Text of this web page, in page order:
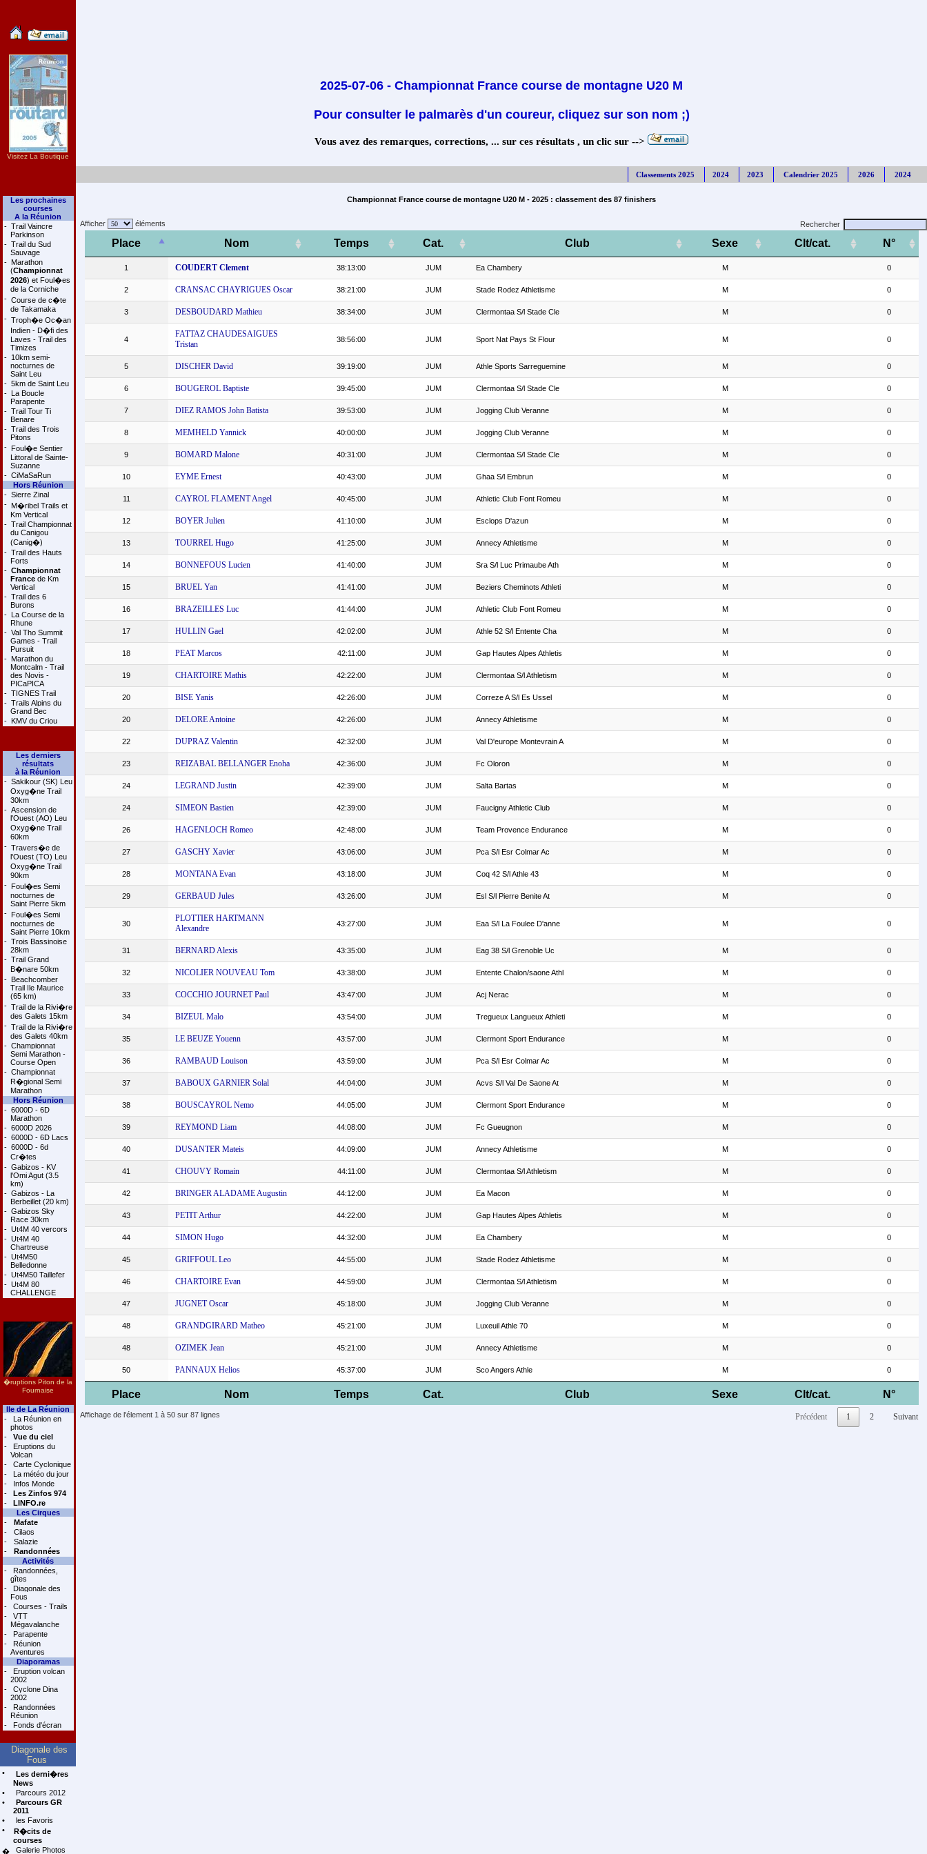
Visitez La Boutique
Les prochaines
courses
A la Réunion
- Trail Vaincre
Parkinson
- Trail du Sud
Sauvage
- Marathon
(Championnat
2026) et Foul�es
de la Corniche
- Course de c�te
de Takamaka
- Troph�e Oc�an
Indien - D�fi des
Laves - Trail des
Timizes
- 10km semi-
nocturnes de
Saint Leu
- 5km de Saint Leu
- La Boucle
Parapente
- Trail Tour Ti
Benare
- Trail des Trois
Pitons
- Foul�e Sentier
Littoral de Sainte-
Suzanne
- CiMaSaRun
Hors Réunion
- Sierre Zinal
- M�ribel Trails et
Km Vertical
- Trail Championnat
du Canigou
(Canig�)
- Trail des Hauts
Forts
- Championnat
Francede Km
Vertical
- Trail des 6
Burons
- La Course de la
Rhune
- Val Tho Summit
Games - Trail
Pursuit
- Marathon du
Montcalm - Trail
des Novis -
PICaPICA
- TIGNES Trail
- Trails Alpins du
Grand Bec
- KMV du Criou
Les derniers
résultats
à la Réunion
- Sakikour (SK) Leu
Oxyg�ne Trail
30km
- Ascension de
l'Ouest (AO) Leu
Oxyg�ne Trail
60km
- Travers�e de
l'Ouest (TO) Leu
Oxyg�ne Trail
90km
- Foul�es Semi
nocturnes de
Saint Pierre 5km
- Foul�es Semi
nocturnes de
Saint Pierre 10km
- Trois Bassinoise
28km
- Trail Grand
B�nare 50km
- Beachcomber
Trail Ile Maurice
(65 km)
- Trail de la Rivi�re
des Galets 15km
- Trail de la Rivi�re
des Galets 40km
- Championnat
Semi Marathon -
Course Open
- Championnat
R�gional Semi
Marathon
Hors Réunion
- 6000D - 6D
Marathon
- 6000D 2026
- 6000D - 6D Lacs
- 6000D - 6d
Cr�tes
- Gabizos - KV
l'Omi Agut (3.5
km)
- Gabizos - La
Berbeillet (20 km)
- Gabizos Sky
Race 30km
- Ut4M 40 vercors
- Ut4M 40
Chartreuse
- Ut4M50
Belledonne
- Ut4M50 Taillefer
- Ut4M 80
CHALLENGE
�ruptions Piton de la
Fournaise
Ile de La Réunion
-
La Réunion en
photos
-
Vue du ciel
-
Eruptions du
Volcan
-
Carte Cyclonique
-
La météo du jour
-
Infos Monde
-
Les Zinfos 974
-
LINFO.re
Les Cirques
-
Mafate
-
Cilaos
-
Salazie
-
Randonnées
Activités
-
Randonnées,
gîtes
-
Diagonale des
Fous
-
Courses - Trails
-
VTT
Mégavalanche
-
Parapente
-
Réunion
Aventures
Diaporamas
-
Eruption volcan
2002
-
Cyclone Dina
2002
-
Randonnées
Réunion
-
Fonds d'écran
Diagonale des
Fous
•
Les derni�res
News
•
Parcours 2012
•
Parcours GR
2011
•
les Favoris
•
R�cits de
courses
�
Galerie Photos
2025-07-06 - Championnat France course de montagne U20 M
Pour consulter le palmarès d'un coureur, cliquez sur son nom ;)
Vous avez des remarques, corrections, ... sur ces résultats , un clic sur -->
Classements 2025 2024 2023 Calendrier 2025 2026 2024
Championnat France course de montagne U20 M - 2025 : classement des 87 finishers
Afficher éléments Rechercher
Place Nom Temps Cat. Club Sexe Clt/cat. N°
Place Nom Temps Cat. Club Sexe Clt/cat. N°
1 COUDERT Clement 38:13:00 JUM Ea Chambery M 0
2 CRANSAC CHAYRIGUES Oscar 38:21:00 JUM Stade Rodez Athletisme M 0
3 DESBOUDARD Mathieu 38:34:00 JUM Clermontaa S/l Stade Cle M 0
4
FATTAZ CHAUDESAIGUES
Tristan
38:56:00 JUM Sport Nat Pays St Flour M 0
5 DISCHER David 39:19:00 JUM Athle Sports Sarreguemine M 0
6 BOUGEROL Baptiste 39:45:00 JUM Clermontaa S/l Stade Cle M 0
7 DIEZ RAMOS John Batista 39:53:00 JUM Jogging Club Veranne M 0
8 MEMHELD Yannick 40:00:00 JUM Jogging Club Veranne M 0
9 BOMARD Malone 40:31:00 JUM Clermontaa S/l Stade Cle M 0
10 EYME Ernest 40:43:00 JUM Ghaa S/l Embrun M 0
11 CAYROL FLAMENT Angel 40:45:00 JUM Athletic Club Font Romeu M 0
12 BOYER Julien 41:10:00 JUM Esclops D'azun M 0
13 TOURREL Hugo 41:25:00 JUM Annecy Athletisme M 0
14 BONNEFOUS Lucien 41:40:00 JUM Sra S/l Luc Primaube Ath M 0
15 BRUEL Yan 41:41:00 JUM Beziers Cheminots Athleti M 0
16 BRAZEILLES Luc 41:44:00 JUM Athletic Club Font Romeu M 0
17 HULLIN Gael 42:02:00 JUM Athle 52 S/l Entente Cha M 0
18 PEAT Marcos 42:11:00 JUM Gap Hautes Alpes Athletis M 0
19 CHARTOIRE Mathis 42:22:00 JUM Clermontaa S/l Athletism M 0
20 BISE Yanis 42:26:00 JUM Correze A S/l Es Ussel M 0
20 DELORE Antoine 42:26:00 JUM Annecy Athletisme M 0
22 DUPRAZ Valentin 42:32:00 JUM Val D'europe Montevrain A M 0
23 REIZABAL BELLANGER Enoha 42:36:00 JUM Fc Oloron M 0
24 LEGRAND Justin 42:39:00 JUM Salta Bartas M 0
24 SIMEON Bastien 42:39:00 JUM Faucigny Athletic Club M 0
26 HAGENLOCH Romeo 42:48:00 JUM Team Provence Endurance M 0
27 GASCHY Xavier 43:06:00 JUM Pca S/l Esr Colmar Ac M 0
28 MONTANA Evan 43:18:00 JUM Coq 42 S/l Athle 43 M 0
29 GERBAUD Jules 43:26:00 JUM Esl S/l Pierre Benite At M 0
30
PLOTTIER HARTMANN
Alexandre
43:27:00 JUM Eaa S/l La Foulee D'anne M 0
31 BERNARD Alexis 43:35:00 JUM Eag 38 S/l Grenoble Uc M 0
32 NICOLIER NOUVEAU Tom 43:38:00 JUM Entente Chalon/saone Athl M 0
33 COCCHIO JOURNET Paul 43:47:00 JUM Acj Nerac M 0
34 BIZEUL Malo 43:54:00 JUM Tregueux Langueux Athleti M 0
35 LE BEUZE Youenn 43:57:00 JUM Clermont Sport Endurance M 0
36 RAMBAUD Louison 43:59:00 JUM Pca S/l Esr Colmar Ac M 0
37 BABOUX GARNIER Solal 44:04:00 JUM Acvs S/l Val De Saone At M 0
38 BOUSCAYROL Nemo 44:05:00 JUM Clermont Sport Endurance M 0
39 REYMOND Liam 44:08:00 JUM Fc Gueugnon M 0
40 DUSANTER Mateis 44:09:00 JUM Annecy Athletisme M 0
41 CHOUVY Romain 44:11:00 JUM Clermontaa S/l Athletism M 0
42 BRINGER ALADAME Augustin 44:12:00 JUM Ea Macon M 0
43 PETIT Arthur 44:22:00 JUM Gap Hautes Alpes Athletis M 0
44 SIMON Hugo 44:32:00 JUM Ea Chambery M 0
45 GRIFFOUL Leo 44:55:00 JUM Stade Rodez Athletisme M 0
46 CHARTOIRE Evan 44:59:00 JUM Clermontaa S/l Athletism M 0
47 JUGNET Oscar 45:18:00 JUM Jogging Club Veranne M 0
48 GRANDGIRARD Matheo 45:21:00 JUM Luxeuil Athle 70 M 0
48 OZIMEK Jean 45:21:00 JUM Annecy Athletisme M 0
50 PANNAUX Helios 45:37:00 JUM Sco Angers Athle M 0
Affichage de l'élement 1 à 50 sur 87 lignes Précédent 1 2 Suivant